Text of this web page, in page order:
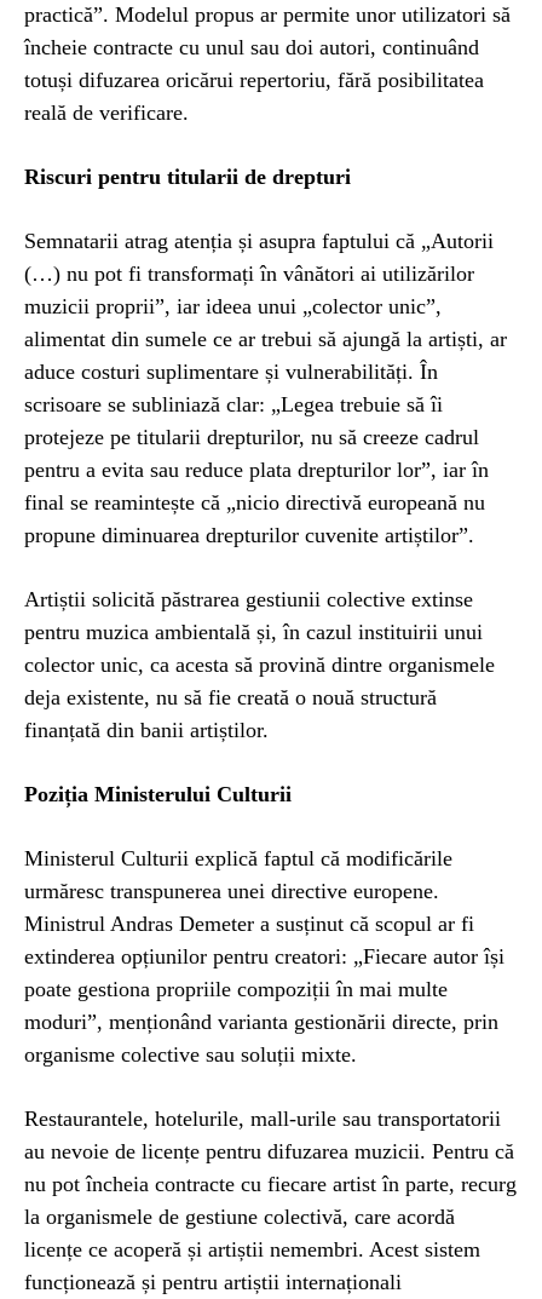
practică”. Modelul propus ar permite unor utilizatori să
încheie contracte cu unul sau doi autori, continuând
totuși difuzarea oricărui repertoriu, fără posibilitatea
reală de verificare.
Riscuri pentru titularii de drepturi
Semnatarii atrag atenția și asupra faptului că „Autorii
(…) nu pot fi transformați în vânători ai utilizărilor
muzicii proprii”, iar ideea unui „colector unic”,
alimentat din sumele ce ar trebui să ajungă la artiști, ar
aduce costuri suplimentare și vulnerabilități. În
scrisoare se subliniază clar: „Legea trebuie să îi
protejeze pe titularii drepturilor, nu să creeze cadrul
pentru a evita sau reduce plata drepturilor lor”, iar în
final se reamintește că „nicio directivă europeană nu
propune diminuarea drepturilor cuvenite artiștilor”.
Artiștii solicită păstrarea gestiunii colective extinse
pentru muzica ambientală și, în cazul instituirii unui
colector unic, ca acesta să provină dintre organismele
deja existente, nu să fie creată o nouă structură
finanțată din banii artiștilor.
Poziția Ministerului Culturii
Ministerul Culturii explică faptul că modificările
urmăresc transpunerea unei directive europene.
Ministrul Andras Demeter a susținut că scopul ar fi
extinderea opțiunilor pentru creatori: „Fiecare autor își
poate gestiona propriile compoziții în mai multe
moduri”, menționând varianta gestionării directe, prin
organisme colective sau soluții mixte.
Restaurantele, hotelurile, mall-urile sau transportatorii
au nevoie de licențe pentru difuzarea muzicii. Pentru că
nu pot încheia contracte cu fiecare artist în parte, recurg
la organismele de gestiune colectivă, care acordă
licențe ce acoperă și artiștii nemembri. Acest sistem
funcționează și pentru artiștii internaționali